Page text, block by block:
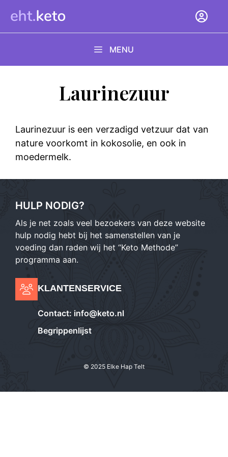
naar
de
MENU
Laurinezuur
Laurinezuur is een verzadigd vetzuur dat van
nature voorkomt in kokosolie, en ook in
moedermelk.
HULP NODIG?
Als je net zoals veel bezoekers van deze website
hulp nodig hebt bij het samenstellen van je
voeding dan raden wij het “Keto Methode”
programma aan.
KLANTENSERVICE
Contact: info@keto.nl
Begrippenlijst
© 2025 Elke Hap Telt